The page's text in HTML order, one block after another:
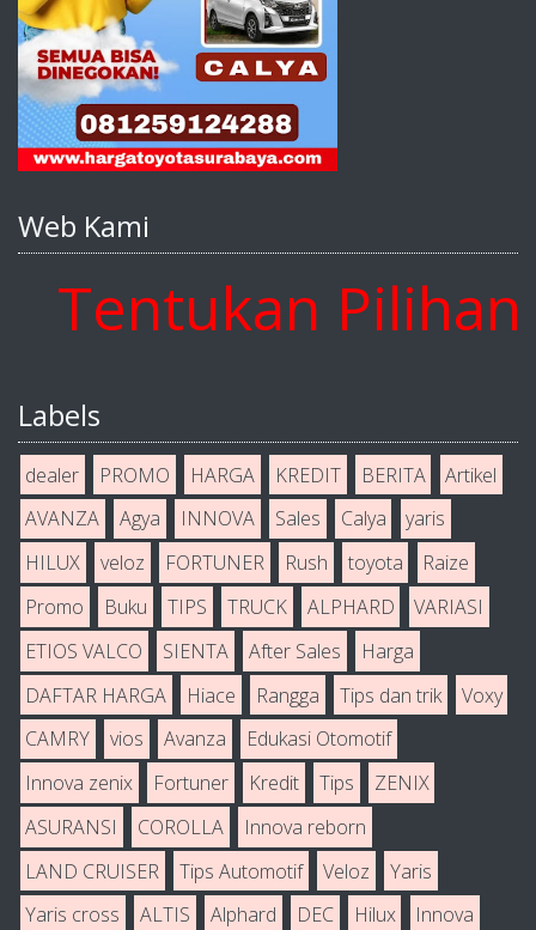
Web Kami
Pilihan
Labels
dealer PROMO HARGA KREDIT BERITA
Artikel
AVANZA
Agya INNOVA Sales Calya
yaris
HILUX
veloz FORTUNER Rush toyota
Raize
Promo
Buku TIPS TRUCK ALPHARD
VARIASI
ETIOS VALCO
SIENTA After Sales
Harga
DAFTAR HARGA
Hiace Rangga Tips dan trik
Voxy
CAMRY
vios Avanza
Edukasi Otomotif
Innova zenix
Fortuner Kredit Tips
ZENIX
ASURANSI
COROLLA
Innova reborn
LAND CRUISER
Tips Automotif Veloz
Yaris
Yaris cross
ALTIS Alphard DEC Hilux
Innova